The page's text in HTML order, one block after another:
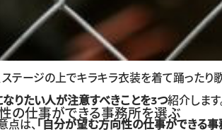
ステージの上でキラキラ衣装を着て踊ったり
なりたい人が注意すべきことを3つ紹介しま
の仕事ができる事務所を選ぶ
点は、 「自分が望む方向性の仕事ができる事